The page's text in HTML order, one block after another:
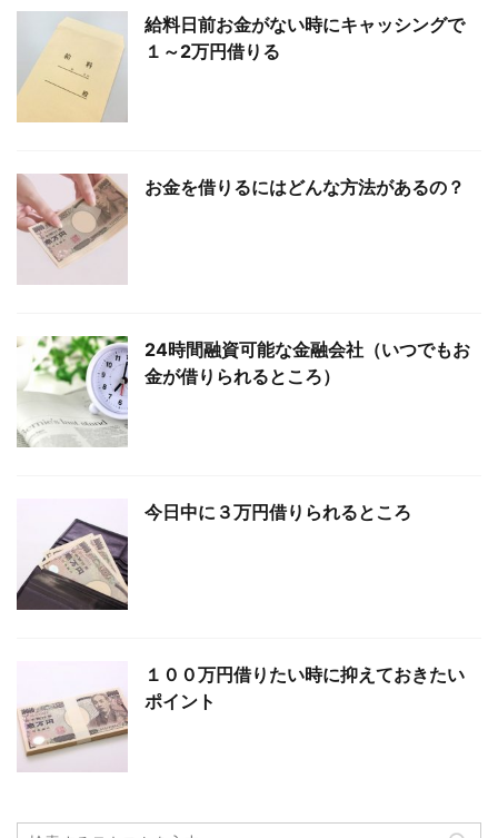
給料日前お金がない時にキャッシングで
１～2万円借りる
お金を借りるにはどんな方法があるの？
24時間融資可能な金融会社（いつでもお
金が借りられるところ）
今日中に３万円借りられるところ
１００万円借りたい時に抑えておきたい
ポイント